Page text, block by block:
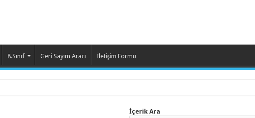
8.Sınıf Geri Sayım Aracı İletişim Formu
İçerik Ara